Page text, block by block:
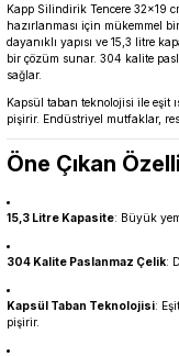
Kapp Silindirik Tencere 32x19
hazırlanması için mükemmel
dayanıklı yapısı ve 15,3 litre
bir çözüm sunar. 304 kalite
sağlar.
Kapsül taban teknolojisi ile eşit
pişirir. Endüstriyel mutfaklar,
Öne Çıkan
15,3 Litre Kapasite: Büyük
304 Kalite Paslanmaz Çelik:
Kapsül Taban Teknolojisi:
pişirir.